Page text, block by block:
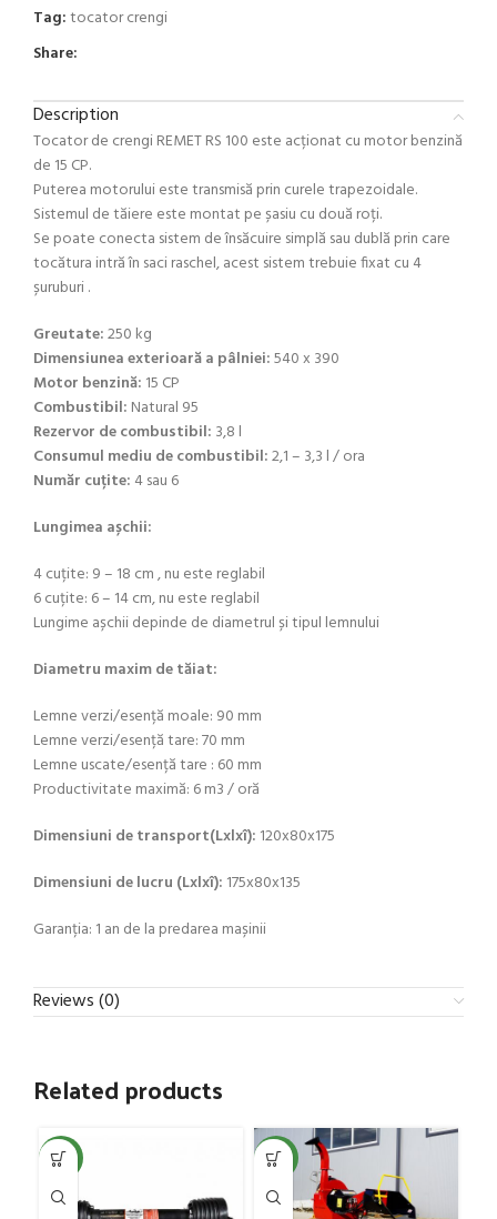
Tag:tocator crengi
Share:
Description
Tocator de crengi REMET RS 100 este acționat cu motor benzină
de 15 CP.
Puterea motorului este transmisă prin curele trapezoidale.
Sistemul de tăiere este montat pe șasiu cu două roți.
Se poate conecta sistem de însăcuire simplă sau dublă prin care
tocătura intră în saci raschel, acest sistem trebuie fixat cu 4
șuruburi .
Greutate:250 kg
Dimensiunea exterioară a pâlniei:540 x 390
Motor benzină: 15 CP
Combustibil: Natural 95
Rezervor de combustibil: 3,8 l
Consumul mediu de combustibil:2,1 – 3,3 l / ora
Număr cuțite: 4 sau 6
Lungimea așchii:
4 cuțite: 9 – 18 cm , nu este reglabil
6 cuțite: 6 – 14 cm, nu este reglabil
Lungime așchii depinde de diametrul și tipul lemnului
Diametru maxim de tăiat:
Lemne verzi/esență moale: 90 mm
Lemne verzi/esență tare: 70 mm
Lemne uscate/esență tare : 60 mm
Productivitate maximă: 6 m3 / oră
Dimensiuni de transport(Lxlxî): 120x80x175
Dimensiuni de lucru (Lxlxî): 175x80x135
Garanția: 1 an de la predarea mașinii
Reviews (0)
Related products
NEW NEW